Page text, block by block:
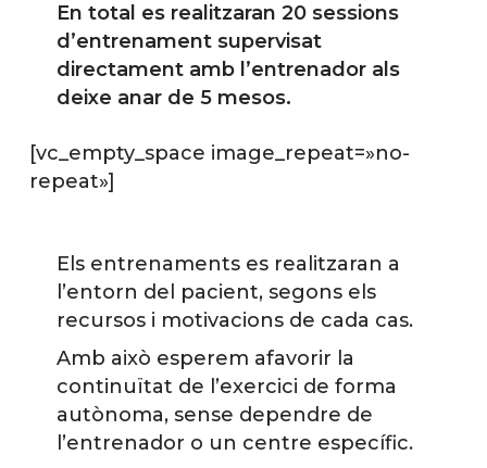
En total es realitzaran 20 sessions
d’entrenament supervisat
directament amb l’entrenador als
deixe anar de 5 mesos.
[vc_empty_space image_repeat=»no-
repeat»]
Els entrenaments es realitzaran a
l’entorn del pacient, segons els
recursos i motivacions de cada cas.
Amb això esperem afavorir la
continuïtat de l’exercici de forma
autònoma, sense dependre de
l’entrenador o un centre específic.